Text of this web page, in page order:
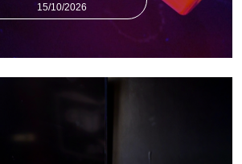
15/10/2026